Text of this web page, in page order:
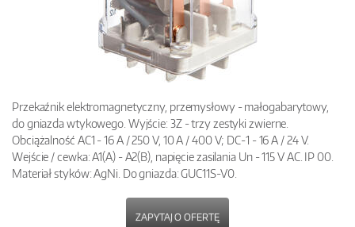
Przekaźnik elektromagnetyczny, przemysłowy - małogabarytowy,
do gniazda wtykowego. Wyjście: 3Z - trzy zestyki zwierne.
Obciążalność AC1 - 16 A / 250 V, 10 A / 400 V; DC-1 - 16 A / 24 V.
Wejście / cewka: A1(A) - A2(B), napięcie zasilania Un - 115 V AC. IP 00.
Materiał styków: AgNi. Do gniazda: GUC11S-V0.
ZAPYTAJ O OFERTĘ